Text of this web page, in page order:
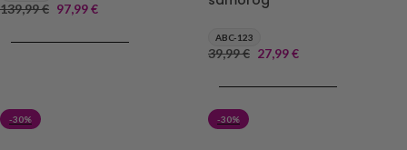
139,99€ 97,99€
ABC-123
39,99€ 27,99€
-30% -30%